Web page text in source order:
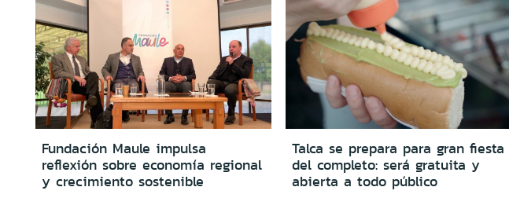
Fundación Maule impulsa
reflexión sobre economía regional
y crecimiento sostenible
Talca se prepara para gran fiesta
del completo: será gratuita y
abierta a todo público